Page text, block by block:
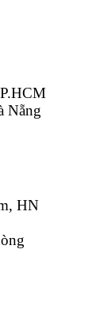
Hà Nội
TP.HCM
Liêm, HN